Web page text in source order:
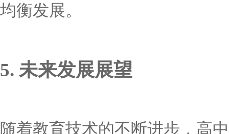
均衡发展。
5. 未来发展展望
随着教育技术的不断进步，高